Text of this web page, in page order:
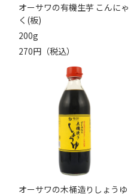
オーサワの有機生芋 こんにゃ
く(板)
200g
270円（税込）
オーサワの木桶造りしょうゆ